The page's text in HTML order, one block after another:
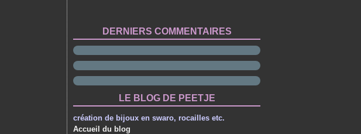
DERNIERS COMMENTAIRES
LE BLOG DE PEETJE
création de bijoux en swaro, rocailles etc.
Accueil du blog